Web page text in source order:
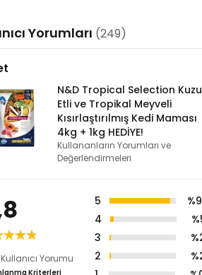
Yorumları (249)
N&D Tropical Selection Kuzu
Etli ve Tropikal Meyveli
Kısırlaştırılmış Kedi Maması
4kg + 1kg HEDİYE!
Kullananların Yorumları ve
Değerlendirmeleri
Kullanıcı Yorumu
Kriterleri
5
4
3
2